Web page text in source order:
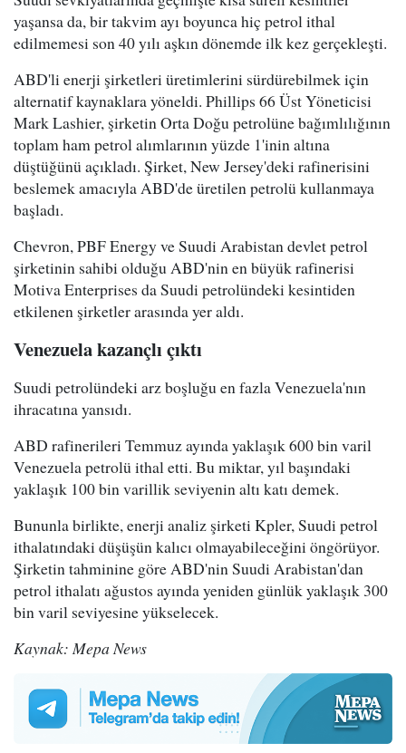
yaşansa da, bir takvim ayı boyunca hiç petrol ithal
edilmemesi son 40 yılı aşkın dönemde ilk kez gerçekleşti.
ABD'li enerji şirketleri üretimlerini sürdürebilmek için
alternatif kaynaklara yöneldi. Phillips 66 Üst Yöneticisi
Mark Lashier, şirketin Orta Doğu petrolüne bağımlılığının
toplam ham petrol alımlarının yüzde 1'inin altına
düştüğünü açıkladı. Şirket, New Jersey'deki rafinerisini
beslemek amacıyla ABD'de üretilen petrolü kullanmaya
başladı.
Chevron, PBF Energy ve Suudi Arabistan devlet petrol
şirketinin sahibi olduğu ABD'nin en büyük rafinerisi
Motiva Enterprises da Suudi petrolündeki kesintiden
etkilenen şirketler arasında yer aldı.
Venezuela kazançlı çıktı
Suudi petrolündeki arz boşluğu en fazla Venezuela'nın
ihracatına yansıdı.
ABD rafinerileri Temmuz ayında yaklaşık 600 bin varil
Venezuela petrolü ithal etti. Bu miktar, yıl başındaki
yaklaşık 100 bin varillik seviyenin altı katı demek.
Bununla birlikte, enerji analiz şirketi Kpler, Suudi petrol
ithalatındaki düşüşün kalıcı olmayabileceğini öngörüyor.
Şirketin tahminine göre ABD'nin Suudi Arabistan'dan
petrol ithalatı ağustos ayında yeniden günlük yaklaşık 300
bin varil seviyesine yükselecek.
Kaynak: Mepa News